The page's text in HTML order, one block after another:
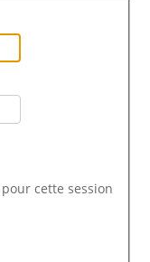
cette session